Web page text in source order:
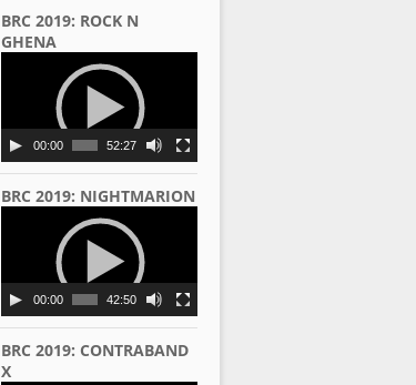
BRC 2019: ROCK N
GHENA
00:00 52:27
BRC 2019: NIGHTMARION
00:00 42:50
BRC 2019: CONTRABAND
X